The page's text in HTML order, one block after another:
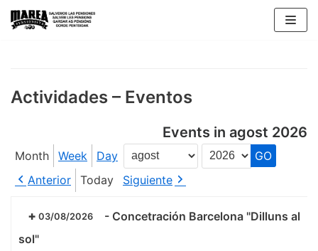
Skip
Actividades – Eventos
Events in agost 2026
Month Week Day
Month
Year
Anterior
Today Siguiente
03/08/2026 - Concetración Barcelona "Dilluns al
sol"